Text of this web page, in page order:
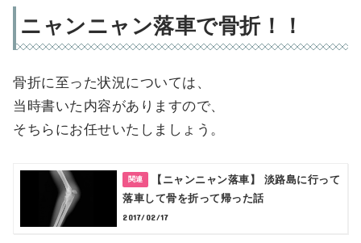
ニャンニャン落車で骨折！！
骨折に至った状況については、
当時書いた内容がありますので、
そちらにお任せいたしましょう。
【ニャンニャン落車】 淡路島に行って
落車して骨を折って帰った話
2017/02/17